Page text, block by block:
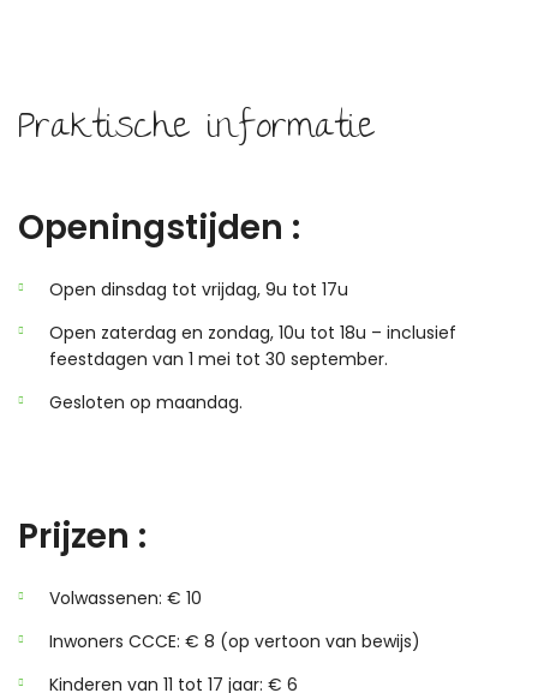
Praktische informatie
Openingstijden :
Open dinsdag tot vrijdag, 9u tot 17u
Open zaterdag en zondag, 10u tot 18u – inclusief
feestdagen van 1 mei tot 30 september.
Gesloten op maandag.
Prijzen :
Volwassenen: € 10
Inwoners CCCE: € 8 (op vertoon van bewijs)
Kinderen van 11 tot 17 jaar: € 6